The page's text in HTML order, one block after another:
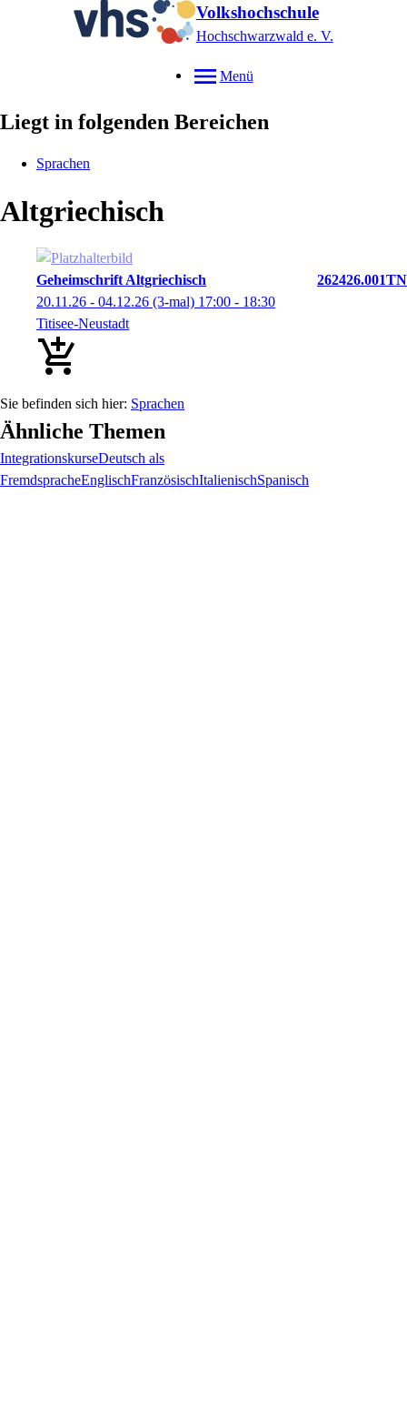
Volkshochschule
Hochschwarzwald e. V.
Menü
Liegt in folgenden Bereichen
Sprachen
Altgriechisch
Geheimschrift Altgriechisch
262426.001TN
20.11.26 - 04.12.26 (3-mal) 17:00 - 18:30
Titisee-Neustadt
Sprachen
Ähnliche Themen
IntegrationskurseDeutsch als
FremdspracheEnglischFranzösischItalienischSpanisch